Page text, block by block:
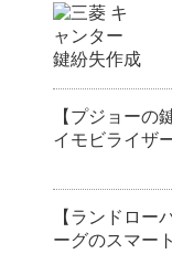
【プジョーの
イモビライザ
【ランドロー
ーグのスマー